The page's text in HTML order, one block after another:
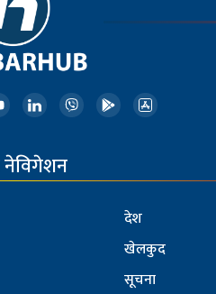
देश
खेलकुद
सूचना